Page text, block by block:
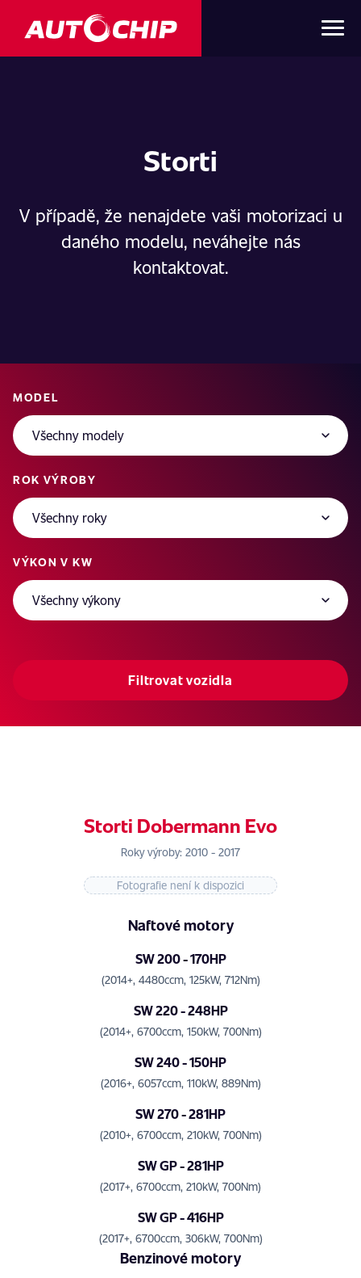
Storti
V případě, že nenajdete vaši motorizaci u
daného modelu, neváhejte nás
kontaktovat.
MODEL
ROK VÝROBY
VÝKON V KW
Filtrovat vozidla
Storti Dobermann Evo
Roky výroby: 2010 - 2017
Fotografie není k dispozici
Naftové motory
SW 200 - 170HP
(2014+, 4480ccm, 125kW, 712Nm)
SW 220 - 248HP
(2014+, 6700ccm, 150kW, 700Nm)
SW 240 - 150HP
(2016+, 6057ccm, 110kW, 889Nm)
SW 270 - 281HP
(2010+, 6700ccm, 210kW, 700Nm)
SW GP - 281HP
(2017+, 6700ccm, 210kW, 700Nm)
SW GP - 416HP
(2017+, 6700ccm, 306kW, 700Nm)
Benzinové motory